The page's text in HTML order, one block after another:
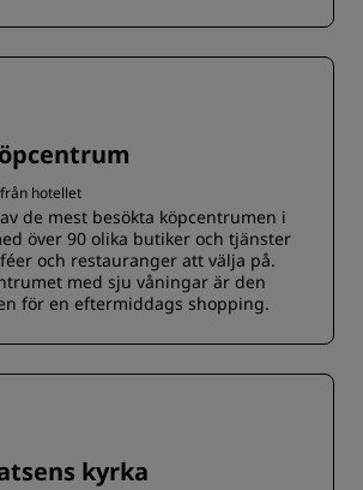
hotellet
de mest besökta köpcentrumen i
över 90 olika butiker och tjänster
och restauranger att välja på.
med sju våningar är den
för en eftermiddags shopping.
kyrka